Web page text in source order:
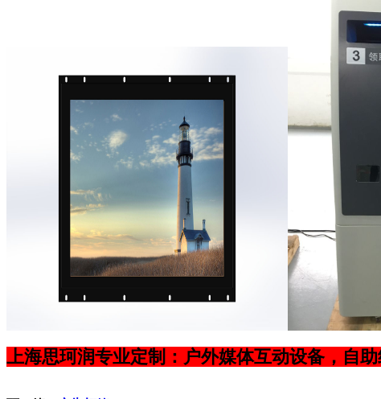
上海思珂润专业定制：户外媒体互动设备，自